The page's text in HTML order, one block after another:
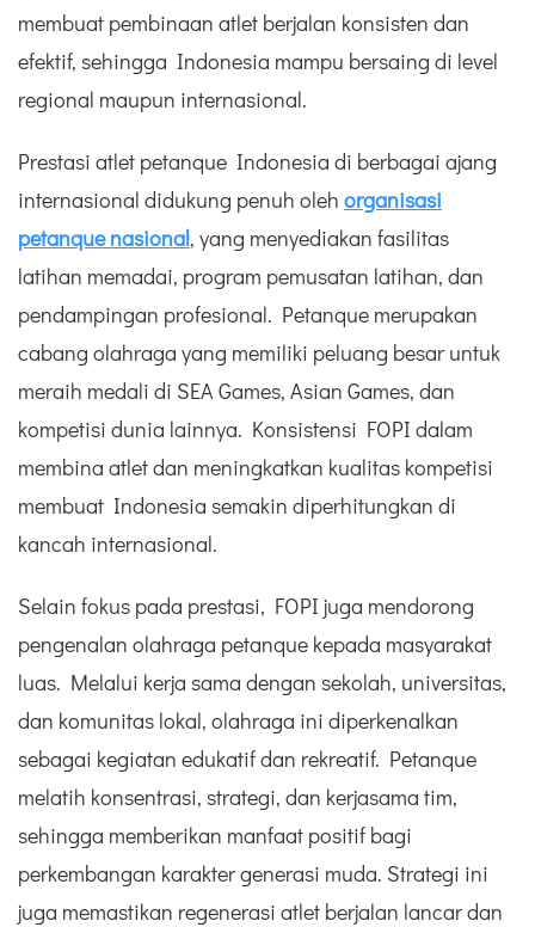
membuat pembinaan atlet berjalan konsisten dan
efektif, sehingga Indonesia mampu bersaing di level
regional maupun internasional.
Prestasi atlet petanque Indonesia di berbagai ajang
internasional didukung penuh oleh organisasi
petanque nasional, yang menyediakan fasilitas
latihan memadai, program pemusatan latihan, dan
pendampingan profesional. Petanque merupakan
cabang olahraga yang memiliki peluang besar untuk
meraih medali di SEA Games, Asian Games, dan
kompetisi dunia lainnya. Konsistensi FOPI dalam
membina atlet dan meningkatkan kualitas kompetisi
membuat Indonesia semakin diperhitungkan di
kancah internasional.
Selain fokus pada prestasi, FOPI juga mendorong
pengenalan olahraga petanque kepada masyarakat
luas. Melalui kerja sama dengan sekolah, universitas,
dan komunitas lokal, olahraga ini diperkenalkan
sebagai kegiatan edukatif dan rekreatif. Petanque
melatih konsentrasi, strategi, dan kerjasama tim,
sehingga memberikan manfaat positif bagi
perkembangan karakter generasi muda. Strategi ini
juga memastikan regenerasi atlet berjalan lancar dan